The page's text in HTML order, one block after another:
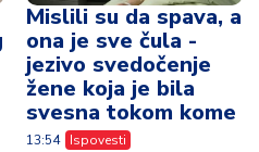
Mislili su da spava, a
ona je sve čula -
jezivo svedočenje
žene koja je bila
svesna tokom kome
13:54 Ispovesti